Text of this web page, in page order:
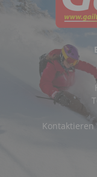
Kontaktieren